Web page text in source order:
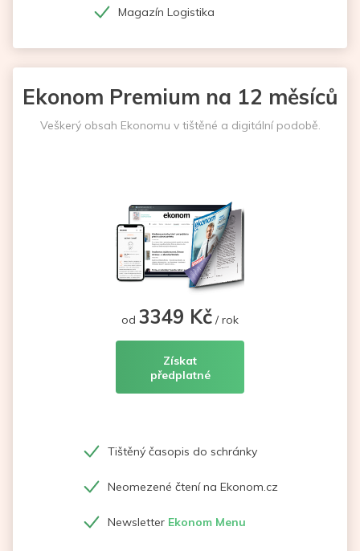
Magazín Logistika
Ekonom Premium na 12 měsíců
Veškerý obsah Ekonomu v tištěné a digitální podobě.
od 3349 Kč / rok
Získat
předplatné
Tištěný časopis do schránky
Neomezené čtení na Ekonom.cz
Newsletter Ekonom Menu